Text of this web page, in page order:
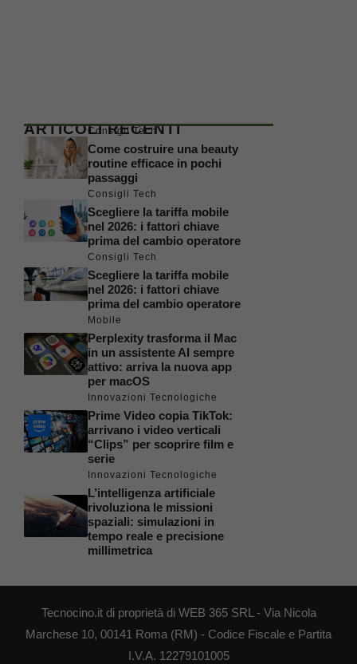
ARTICOLI RECENTI
Consigli Tech
Come costruire una beauty
routine efficace in pochi
passaggi
Consigli Tech
Scegliere la tariffa mobile
nel 2026: i fattori chiave
prima del cambio operatore
Consigli Tech
Scegliere la tariffa mobile
nel 2026: i fattori chiave
prima del cambio operatore
Mobile
Perplexity trasforma il Mac
in un assistente AI sempre
attivo: arriva la nuova app
per macOS
Innovazioni Tecnologiche
Prime Video copia TikTok:
arrivano i video verticali
“Clips” per scoprire film e
serie
Innovazioni Tecnologiche
L’intelligenza artificiale
rivoluziona le missioni
spaziali: simulazioni in
tempo reale e precisione
millimetrica
Tecnocino.it di proprietà di WEB 365 SRL - Via Nicola
Marchese 10, 00141 Roma (RM) - Codice Fiscale e Partita
I.V.A. 12279101005